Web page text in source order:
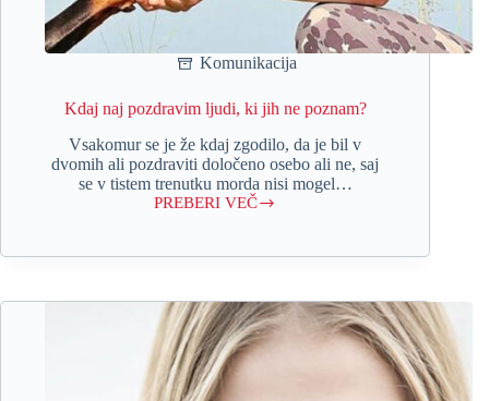
Komunikacija
Kdaj naj pozdravim ljudi, ki jih ne poznam?
Vsakomur se je že kdaj zgodilo, da je bil v
dvomih ali pozdraviti določeno osebo ali ne, saj
se v tistem trenutku morda nisi mogel…
PREBERI VEČ
Kdaj
jih
ne
poznam?